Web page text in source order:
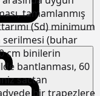
tamamlanmış
(Sd) minimum
(buhar
cm binilerin
bantlanması, 60
sactan
bir trapezlere